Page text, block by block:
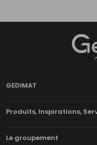
GEDIMAT
Produits, Inspirations,
Le groupement